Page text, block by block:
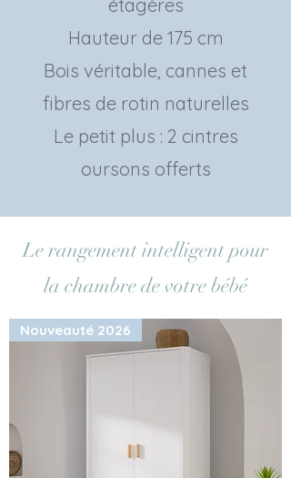
étagères
Hauteur de 175 cm
Bois véritable, cannes et
fibres de rotin naturelles
Le petit plus : 2 cintres
oursons offerts
Le rangement intelligent pour
la chambre de votre bébé
Nouveauté 2026